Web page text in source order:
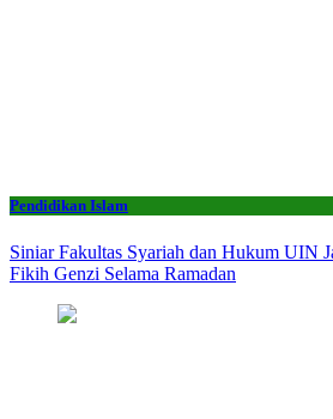
Pendidikan Islam
Siniar Fakultas Syariah dan Hukum UIN
Fikih Genzi Selama Ramadan